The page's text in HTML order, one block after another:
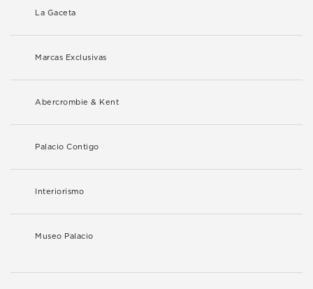
La Gaceta
Marcas Exclusivas
Abercrombie & Kent
Palacio Contigo
Interiorismo
Museo Palacio